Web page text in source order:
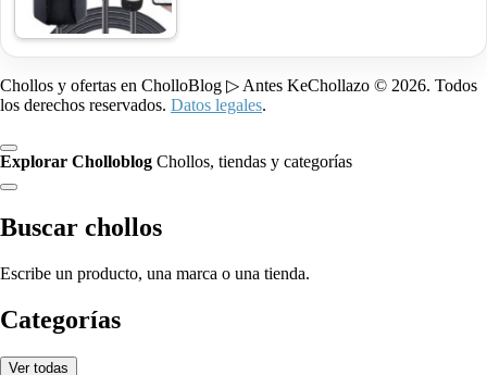
Chollos y ofertas en CholloBlog ▷ Antes KeChollazo © 2026. Todos
los derechos reservados. Datos legales.
Explorar Cholloblog Chollos, tiendas y categorías
Buscar chollos
Escribe un producto, una marca o una tienda.
Categorías
Ver todas